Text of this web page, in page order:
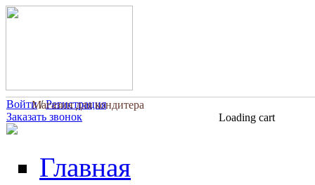
Перейти к основному содержанию
Магазин для кондитера
Войти/Регистрация
Заказать звонок
Loading cart
Главная